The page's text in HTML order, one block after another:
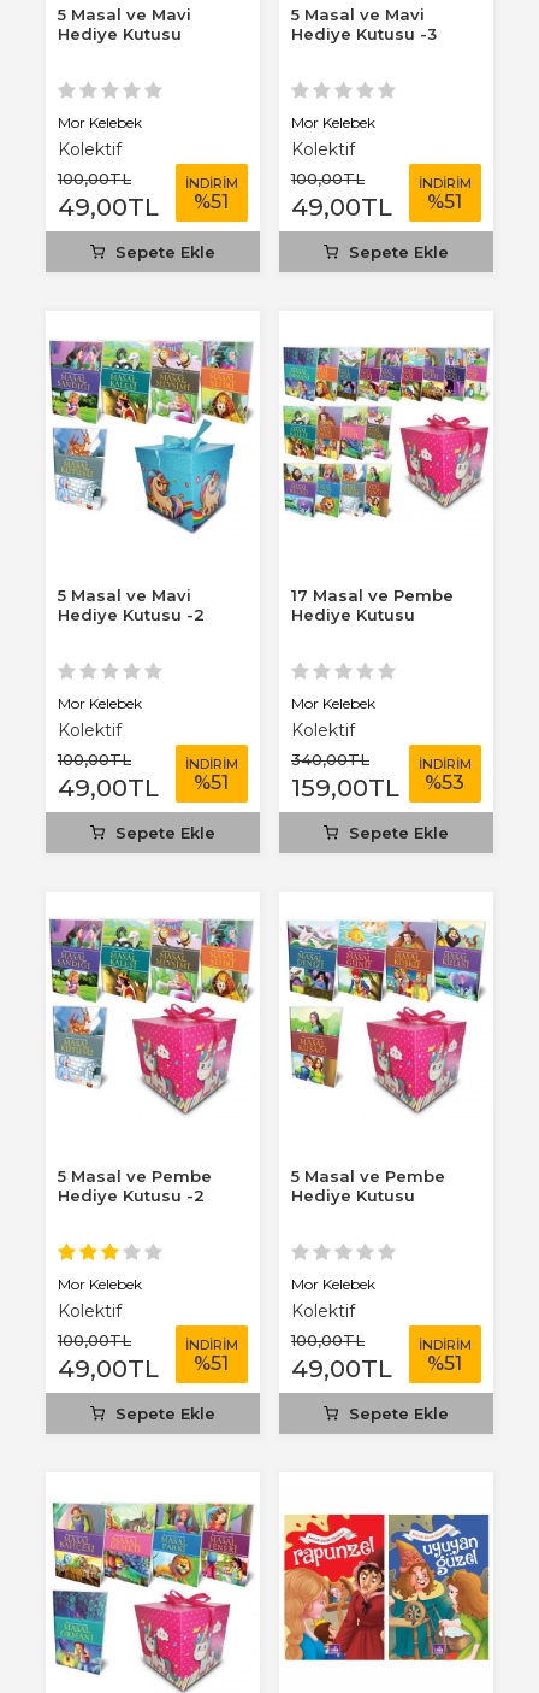
5 Masal ve Mavi
Hediye Kutusu
Mor Kelebek
Kolektif
100,00TL
49,00TL
İNDİRİM
%51
Sepete Ekle
5 Masal ve Mavi
Hediye Kutusu -3
Mor Kelebek
Kolektif
100,00TL
49,00TL
İNDİRİM
%51
Sepete Ekle
5 Masal ve Mavi
Hediye Kutusu -2
Mor Kelebek
Kolektif
100,00TL
49,00TL
İNDİRİM
%51
Sepete Ekle
17 Masal ve Pembe
Hediye Kutusu
Mor Kelebek
Kolektif
340,00TL
159,00TL
İNDİRİM
%53
Sepete Ekle
5 Masal ve Pembe
Hediye Kutusu -2
Mor Kelebek
Kolektif
100,00TL
49,00TL
İNDİRİM
%51
Sepete Ekle
5 Masal ve Pembe
Hediye Kutusu
Mor Kelebek
Kolektif
100,00TL
49,00TL
İNDİRİM
%51
Sepete Ekle